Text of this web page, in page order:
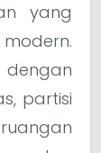
yang
partisi